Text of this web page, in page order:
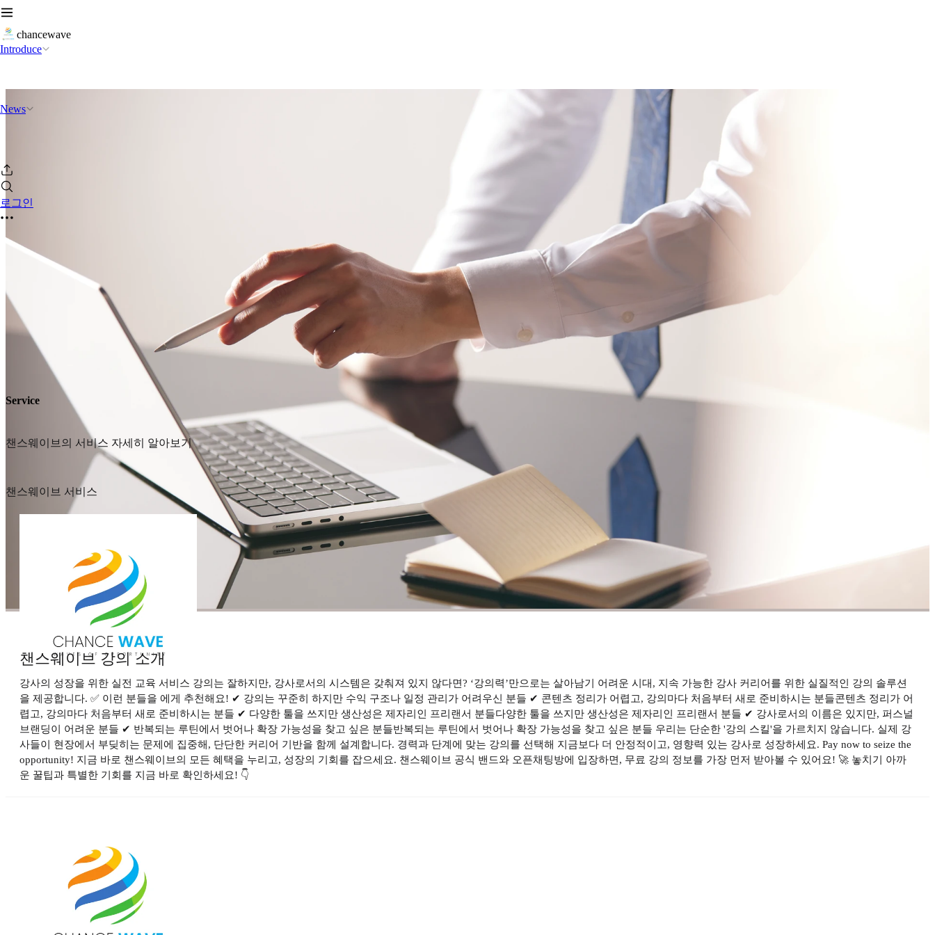
chancewave
Introduce
News
로그인
Service
챈스웨이브의 서비스 자세히 알아보기
챈스웨이브 서비스
챈스웨이브 강의 소개
강사의 성장을 위한 실전 교육 서비스 강의는 잘하지만, 강사로서의 시스템은 갖춰져 있지 않다면? ‘강의력’만으로는 살아남기 어려운 시대, 지속 가능한 강사 커리어를 위한 실질적인 강의 솔루션
을 제공합니다. ✅ 이런 분들을 에게 추천해요! ✔ 강의는 꾸준히 하지만 수익 구조나 일정 관리가 어려우신 분들 ✔ 콘텐츠 정리가 어렵고, 강의마다 처음부터 새로 준비하시는 분들콘텐츠 정리가 어
렵고, 강의마다 처음부터 새로 준비하시는 분들 ✔ 다양한 툴을 쓰지만 생산성은 제자리인 프리랜서 분들다양한 툴을 쓰지만 생산성은 제자리인 프리랜서 분들 ✔ 강사로서의 이름은 있지만, 퍼스널
브랜딩이 어려운 분들 ✔ 반복되는 루틴에서 벗어나 확장 가능성을 찾고 싶은 분들반복되는 루틴에서 벗어나 확장 가능성을 찾고 싶은 분들 우리는 단순한 '강의 스킬'을 가르치지 않습니다. 실제 강
사들이 현장에서 부딪히는 문제에 집중해, 단단한 커리어 기반을 함께 설계합니다. 경력과 단계에 맞는 강의를 선택해 지금보다 더 안정적이고, 영향력 있는 강사로 성장하세요. Pay now to seize the
opportunity! 지금 바로 챈스웨이브의 모든 혜택을 누리고, 성장의 기회를 잡으세요. 챈스웨이브 공식 밴드와 오픈채팅방에 입장하면, 무료 강의 정보를 가장 먼저 받아볼 수 있어요! 🚀 놓치기 아까
운 꿀팁과 특별한 기회를 지금 바로 확인하세요! 👇